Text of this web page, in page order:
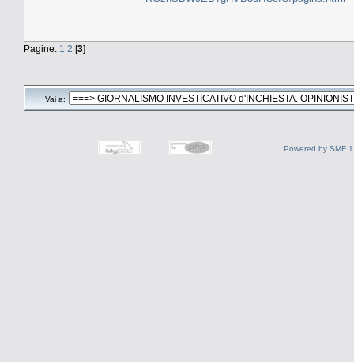
Pagine: 1 2 [3]
Vai a:
Powered by SMF